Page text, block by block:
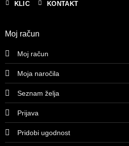
KLIC KONTAKT
Moj račun
Moj račun
Moja naročila
Seznam želja
Prijava
Pridobi ugodnost